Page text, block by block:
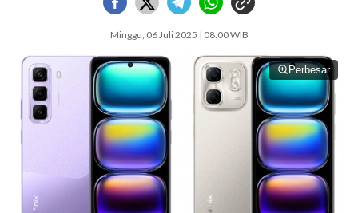
Minggu, 06 Juli 2025 | 08:00 WIB
Perbesar